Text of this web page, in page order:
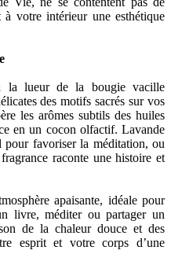
votre intérieur une esthétique
la lueur de la bougie vacille
des motifs sacrés sur vos
les arômes subtils des huiles
en un cocon olfactif. Lavande
pour favoriser la méditation, ou
raconte une histoire et
apaisante, idéale pour
livre, méditer ou partager un
de la chaleur douce et des
esprit et votre corps d’une